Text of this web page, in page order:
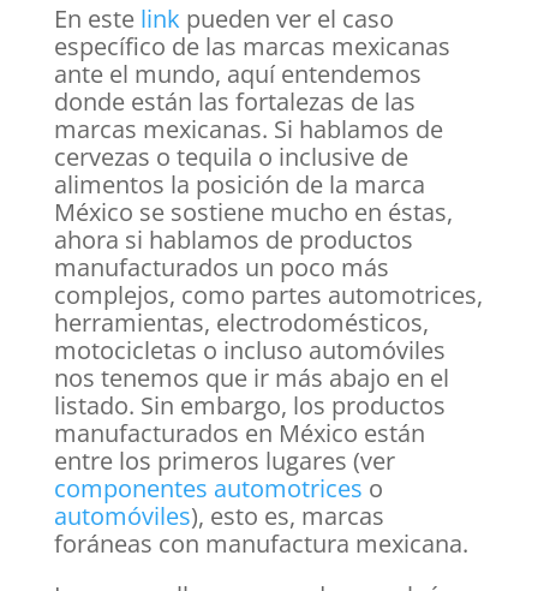
En este link pueden ver el caso
específico de las marcas mexicanas
ante el mundo, aquí entendemos
donde están las fortalezas de las
marcas mexicanas. Si hablamos de
cervezas o tequila o inclusive de
alimentos la posición de la marca
México se sostiene mucho en éstas,
ahora si hablamos de productos
manufacturados un poco más
complejos, como partes automotrices,
herramientas, electrodomésticos,
motocicletas o incluso automóviles
nos tenemos que ir más abajo en el
listado. Sin embargo, los productos
manufacturados en México están
entre los primeros lugares (ver
componentes automotrices o
automóviles), esto es, marcas
foráneas con manufactura mexicana.